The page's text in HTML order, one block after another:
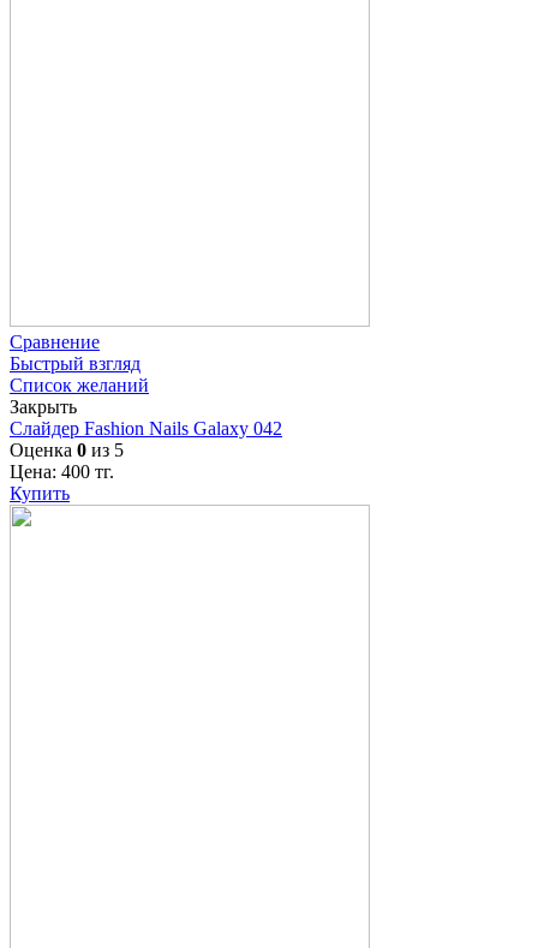
Сравнение
Быстрый взгляд
Список желаний
Закрыть
Слайдер Fashion Nails Galaxy 042
Оценка 0 из 5
Цена: 400 тг.
Купить